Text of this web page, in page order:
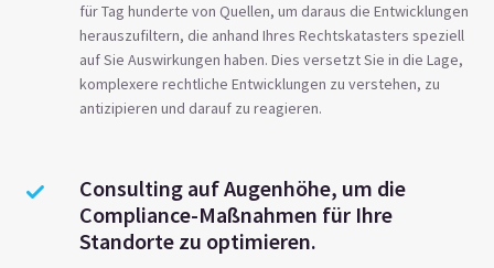
für Tag hunderte von Quellen, um daraus die Entwicklungen
herauszufiltern, die anhand Ihres Rechtskatasters speziell
auf Sie Auswirkungen haben. Dies versetzt Sie in die Lage,
komplexere rechtliche Entwicklungen zu verstehen, zu
antizipieren und darauf zu reagieren.
Consulting auf Augenhöhe, um die
Compliance-Maßnahmen für Ihre
Standorte zu optimieren.